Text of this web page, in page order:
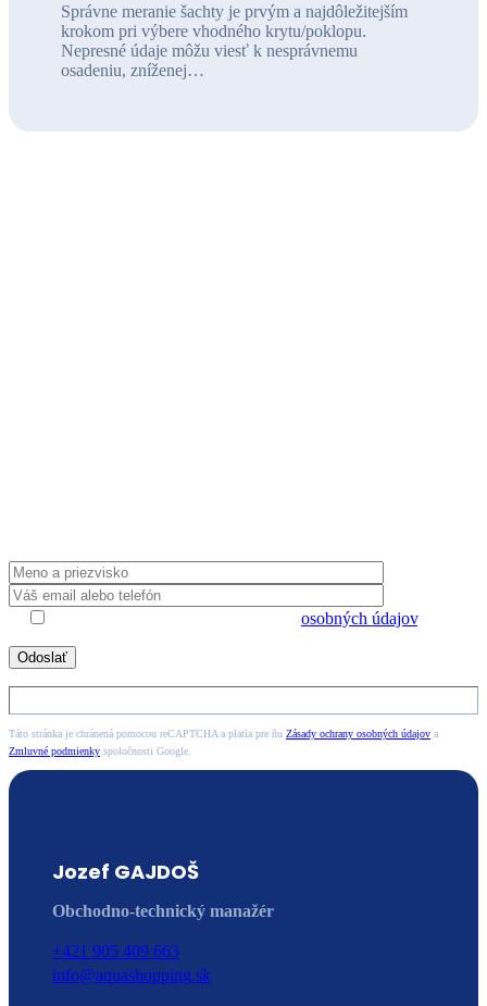
Správne meranie šachty je prvým a najdôležitejším
krokom pri výbere vhodného krytu/poklopu.
Nepresné údaje môžu viesť k nesprávnemu
osadeniu, zníženej…
osobných údajov.
Táto stránka je chránená pomocou reCAPTCHA a platia pre ňu Zásady ochrany osobných údajov a
Zmluvné podmienky spoločnosti Google.
Jozef GAJDOŠ
Obchodno-technický manažér
+421 905 409 663
info@aquashopping.sk